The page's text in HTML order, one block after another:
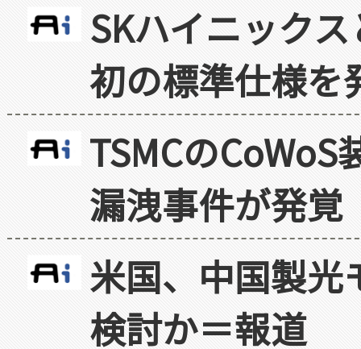
SKハイニック
初の標準仕様を
TSMCの
漏洩事件が発覚
米国、中国製光
検討か＝報道